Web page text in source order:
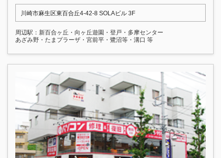
川崎市麻生区東百合丘4-42-8 SOLAビル 3F
周辺駅：新百合ヶ丘・向ヶ丘遊園・登戸・多摩センター
あざみ野・たまプラーザ・宮前平・鷺沼等・溝口 等